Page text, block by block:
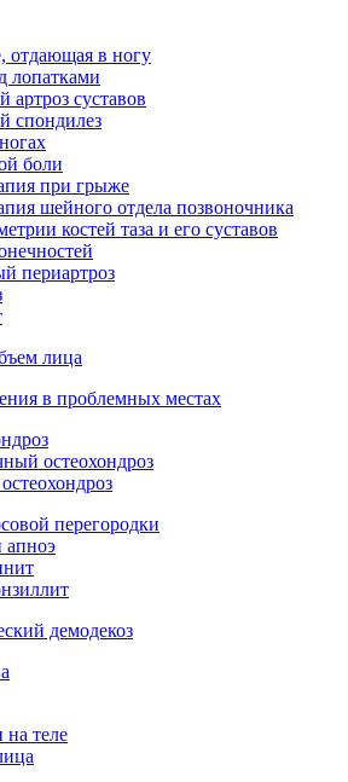
отдающая в ногу
лопатками
суставов
спондилез
боли
при грыже
шейного отдела позвоночника
костей таза и его суставов
периартроз
лица
в проблемных местах
остеохондроз
перегородки
апноэ
демодекоз
теле